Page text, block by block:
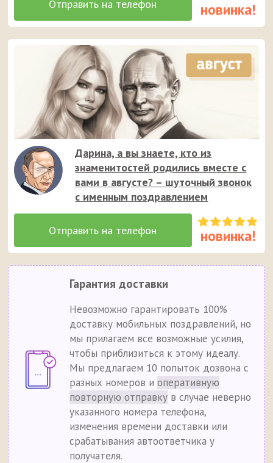
Дарина, а вы знаете, кто из
знаменитостей родились вместе с
вами в августе? – шуточный звонок
с именным поздравлением
Гарантия доставки
Невозможно гарантировать 100%
доставку мобильных поздравлений, но
мы прилагаем все возможные усилия,
чтобы приблизиться к этому идеалу.
Мы предлагаем 10 попыток дозвона с
разных номеров иоперативную
повторную отправку в случае неверно
указанного номера телефона,
изменения времени доставки или
срабатывания автоответчика у
получателя.